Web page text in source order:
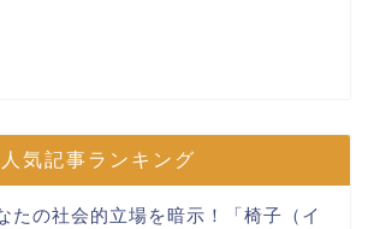
人気記事ランキング
たの社会的立場を暗示！「椅子（イ